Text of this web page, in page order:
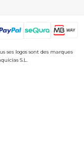
ses logos sont des marques
S.L.